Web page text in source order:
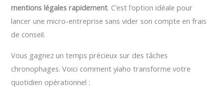
mentions légales rapidement. C’est l’option idéale pour
lancer une micro-entreprise sans vider son compte en frais
de conseil.
Vous gagnez un temps précieux sur des tâches
chronophages. Voici comment yiaho transforme votre
quotidien opérationnel :